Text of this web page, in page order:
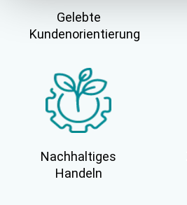
Gelebte
Kundenorientierung
Nachhaltiges
Handeln